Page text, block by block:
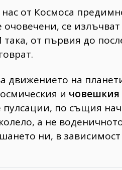
от Космоса
се
така, от първия до
движението на
и
пулсации, по същия
а не
ни, в